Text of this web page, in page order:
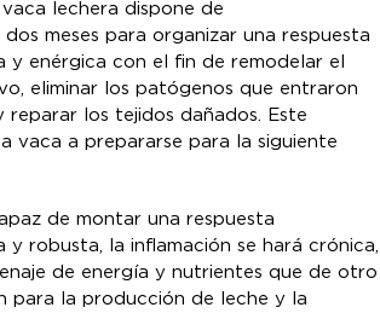
lechera dispone de
meses para organizar una respuesta
y enérgica con el fin de remodelar el
eliminar los patógenos que entraron
los tejidos dañados. Este
vaca a prepararse para la siguiente
de montar una respuesta
y robusta, la inflamación se hará crónica,
de energía y nutrientes que de otro
para la producción de leche y la